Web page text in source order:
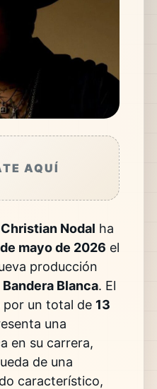
AQUÍ
Christian Nodal ha
mayo de 2026 el
producción
Bandera Blanca. El
por un total de 13
una
en su carrera,
de una
característico,